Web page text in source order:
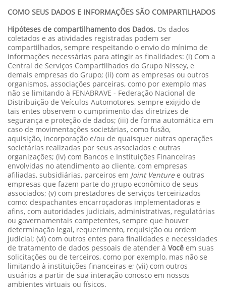
COMO SEUS DADOS E INFORMAÇÕES SÃO COMPARTILHADOS
Hipóteses de compartilhamento dos Dados. Os dados
coletados e as atividades registradas podem ser
compartilhados, sempre respeitando o envio do mínimo de
informações necessárias para atingir as finalidades: (i) Com a
Central de Serviços Compartilhados do Grupo Nissey, e
demais empresas do Grupo; (ii) com as empresas ou outros
organismos, associações parceiras, como por exemplo mas
não se limitando à FENABRAVE - Federação Nacional de
Distribuição de Veículos Automotores, sempre exigido de
tais entes observem o cumprimento das diretrizes de
segurança e proteção de dados; (iii) de forma automática em
caso de movimentações societárias, como fusão,
aquisição, incorporação e/ou de quaisquer outras operações
societárias realizadas por seus associados e outras
organizações; (iv) com Bancos e Instituições Financeiras
envolvidas no atendimento ao cliente, com empresas
afiliadas, subsidiárias, parceiros em Joint Venturee outras
empresas que fazem parte do grupo econômico de seus
associados; (v) com prestadores de serviços terceirizados
como: despachantes encarroçadoras implementadoras e
afins, com autoridades judiciais, administrativas, regulatórias
ou governamentais competentes, sempre que houver
determinação legal, requerimento, requisição ou ordem
judicial; (vi) com outros entes para finalidades e necessidades
de tratamento de dados pessoais de atender à Você em suas
solicitações ou de terceiros, como por exemplo, mas não se
limitando à instituições financeiras e; (vii) com outros
usuários a partir de sua interação conosco em nossos
ambientes virtuais ou físicos.